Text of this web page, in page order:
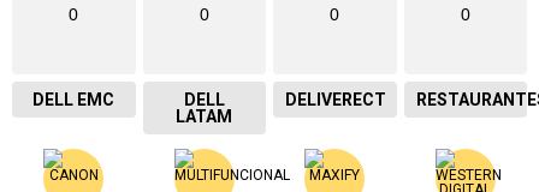
0
DELL EMC
0
DELL
LATAM
0
DELIVERECT
0